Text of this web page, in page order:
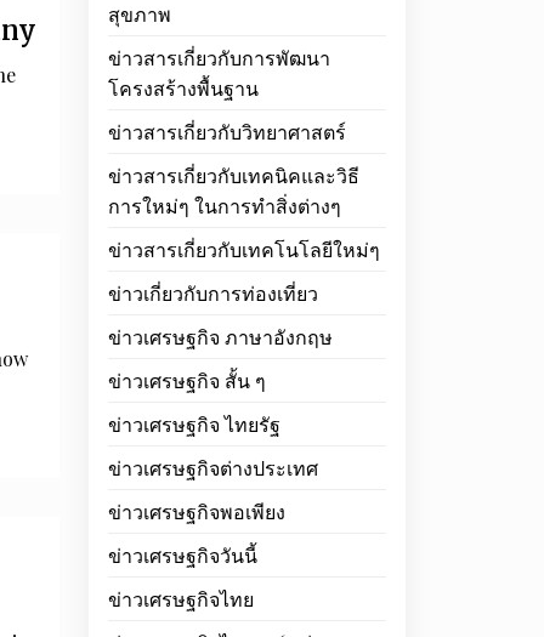
สุขภาพ
ข่าวสารเกี่ยวกับการพัฒนา
โครงสร้างพื้นฐาน
ข่าวสารเกี่ยวกับวิทยาศาสตร์
ข่าวสารเกี่ยวกับเทคนิคและวิธี
การใหม่ๆ ในการทำสิ่งต่างๆ
ข่าวสารเกี่ยวกับเทคโนโลยีใหม่ๆ
ข่าวเกี่ยวกับการท่องเที่ยว
ข่าวเศรษฐกิจ ภาษาอังกฤษ
ข่าวเศรษฐกิจ สั้น ๆ
ข่าวเศรษฐกิจ ไทยรัฐ
ข่าวเศรษฐกิจต่างประเทศ
ข่าวเศรษฐกิจพอเพียง
ข่าวเศรษฐกิจวันนี้
ข่าวเศรษฐกิจไทย